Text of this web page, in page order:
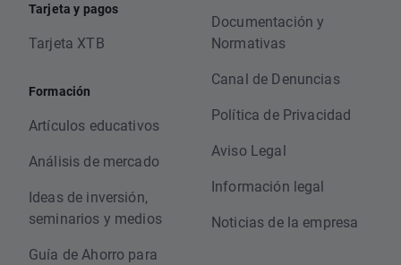
Tarjeta y pagos
Tarjeta XTB
Formación
Artículos educativos
Análisis de mercado
Ideas de inversión,
seminarios y medios
Guía de Ahorro para
Documentación y
Normativas
Canal de Denuncias
Política de Privacidad
Aviso Legal
Información legal
Noticias de la empresa